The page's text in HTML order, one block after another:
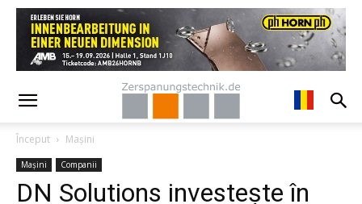
Început Mașini
Mașini Companii
DN Solutions investește în